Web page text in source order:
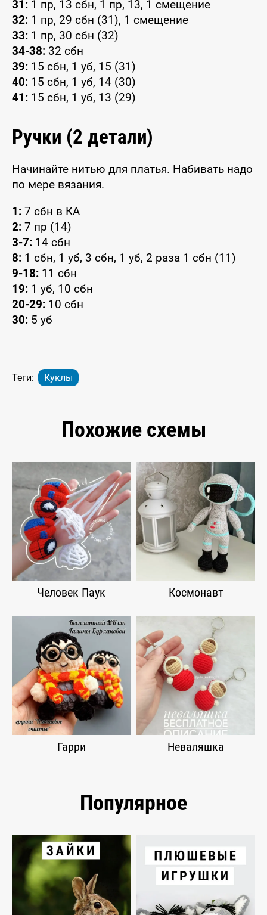
31: 1 пр, 13 сбн, 1 пр, 13, 1 смещение
32: 1 пр, 29 сбн (31), 1 смещение
33: 1 пр, 30 сбн (32)
34-38: 32 сбн
39: 15 сбн, 1 уб, 15 (31)
40: 15 сбн, 1 уб, 14 (30)
41: 15 сбн, 1 уб, 13 (29)
Ручки (2 детали)
Начинайте нитью для платья. Набивать надо
по мере вязания.
1: 7 сбн в КА
2: 7 пр (14)
3-7: 14 сбн
8: 1 сбн, 1 уб, 3 сбн, 1 уб, 2 раза 1 сбн (11)
9-18: 11 сбн
19: 1 уб, 10 сбн
20-29: 10 сбн
30: 5 уб
Теги: Куклы
Похожие схемы
Человек Паук Космонавт
Гарри Неваляшка
Популярное